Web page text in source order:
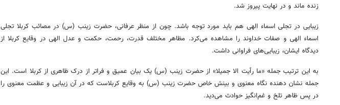
زنده ماند و در نهایت پیروز شد.
زیبایی در تجلی اسماء الهی هم باید مورد توجه باشد. چون از منظر عرفانی، حضرت زینب (س) در مصائب کربلا تجلی
اسماء الهی و صفات خداوند را مشاهده می‌کرد. مظاهر مختلف قدرت، رحمت، حکمت و عدل الهی در وقایع کربلا از
دیدگاه ایشان، زیبایی‌های فراوانی داشت.
به این ترتیب جمله «ما رأیت الا جمیلا» از حضرت زینب (س) یک بیان عمیق و فراتر از درک ظاهری از کربلا است. این
جمله نشان دهنده نگاه معنوی و بینش خاص حضرت زینب (س) به وقایع کربلاست که در آن زیبایی و عظمت معنوی را
در پس ظاهر تلخ و غم‌انگیز حوادث می‌دید.